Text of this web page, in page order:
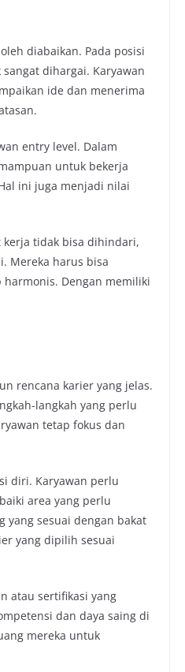
diabaikan. Pada posisi
dihargai. Karyawan
ide dan menerima
entry level. Dalam
untuk bekerja
ini juga menjadi nilai
tidak bisa dihindari,
Mereka harus bisa
Dengan memiliki
rencana karier yang jelas.
langkah yang perlu
tetap fokus dan
diri. Karyawan perlu
area yang perlu
yang sesuai dengan bakat
yang dipilih sesuai
atau sertifikasi yang
dan daya saing di
mereka untuk